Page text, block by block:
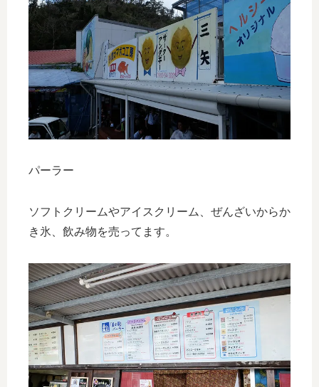
パーラー
ソフトクリームやアイスクリーム、ぜんざいからか
き氷、飲み物を売ってます。